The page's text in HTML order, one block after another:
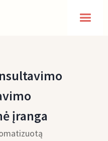
įranga